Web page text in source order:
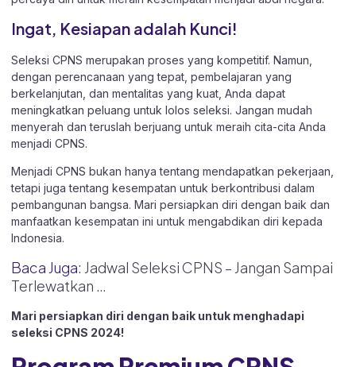
Ingat, Kesiapan adalah Kunci!
Seleksi CPNS merupakan proses yang kompetitif. Namun,
dengan perencanaan yang tepat, pembelajaran yang
berkelanjutan, dan mentalitas yang kuat, Anda dapat
meningkatkan peluang untuk lolos seleksi. Jangan mudah
menyerah dan teruslah berjuang untuk meraih cita-cita Anda
menjadi CPNS.
Menjadi CPNS bukan hanya tentang mendapatkan pekerjaan,
tetapi juga tentang kesempatan untuk berkontribusi dalam
pembangunan bangsa. Mari persiapkan diri dengan baik dan
manfaatkan kesempatan ini untuk mengabdikan diri kepada
Indonesia.
Baca Juga: Jadwal Seleksi CPNS – Jangan Sampai
Terlewatkan …
Mari persiapkan diri dengan baik untuk menghadapi
seleksi CPNS 2024!